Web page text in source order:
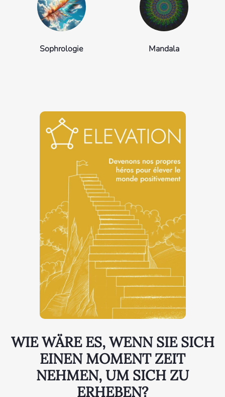
Sophrologie Mandala
WIE WÄRE ES, WENN SIE SICH
EINEN MOMENT ZEIT
NEHMEN, UM SICH ZU
ERHEBEN?